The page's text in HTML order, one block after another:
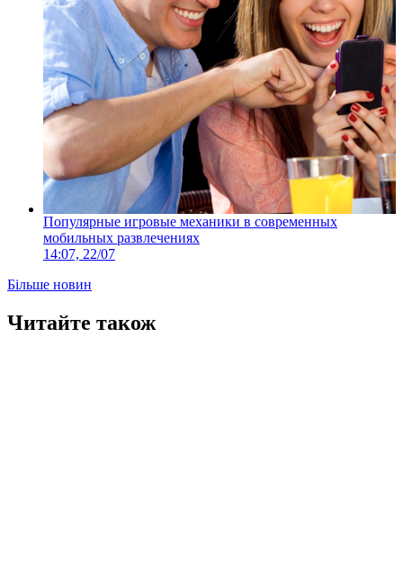
Популярные игровые механики в современных
мобильных развлечениях
14:07, 22/07
Більше новин
Читайте також